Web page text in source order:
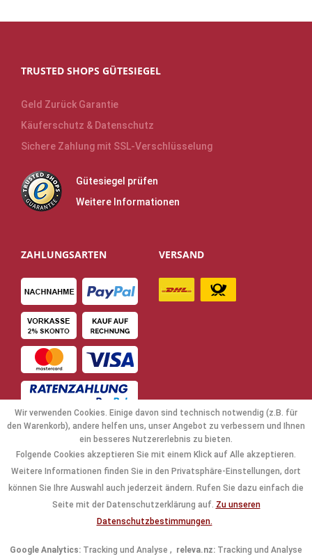
TRUSTED SHOPS GÜTESIEGEL
Geld Zurück Garantie
Käuferschutz & Datenschutz
Sichere Zahlung mit SSL-Verschlüsselung
Gütesiegel prüfen
Weitere Informationen
ZAHLUNGSARTEN VERSAND
NAVIGATION
INFORMATIONEN
Wir verwenden Cookies. Einige davon sind technisch notwendig (z.B. für
den Warenkorb), andere helfen uns, unser Angebot zu verbessern und Ihnen
ein besseres Nutzererlebnis zu bieten.
Folgende Cookies akzeptieren Sie mit einem Klick auf Alle akzeptieren.
Weitere Informationen finden Sie in den Privatsphäre-Einstellungen, dort
können Sie Ihre Auswahl auch jederzeit ändern. Rufen Sie dazu einfach die
Seite mit der Datenschutzerklärung auf. Zu unseren
Datenschutzbestimmungen.
Google Analytics: Tracking und Analyse , releva.nz: Tracking und Analyse